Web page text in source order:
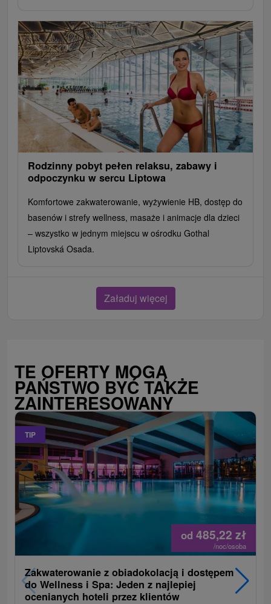
Rodzinny pobyt pełen relaksu, zabawy i
odpoczynku w sercu Liptowa
Komfortowe zakwaterowanie, wyżywienie HB, dostęp do
basenów i strefy wellness, masaże i animacje dla dzieci
– wszystko w jednym miejscu w ośrodku Gothal
Liptovská Osada.
Załaduj więcej
TE OFERTY MOGĄ
PAŃSTWO BYĆ TAKŻE
ZAINTERESOWANY
TIP
od 485,22 zł
/noc/osoba
Zakwaterowanie z obiadokolacją i dostępem
do Wellness i Spa: Jeden z najlepiej
ocenianych hoteli przez klientów